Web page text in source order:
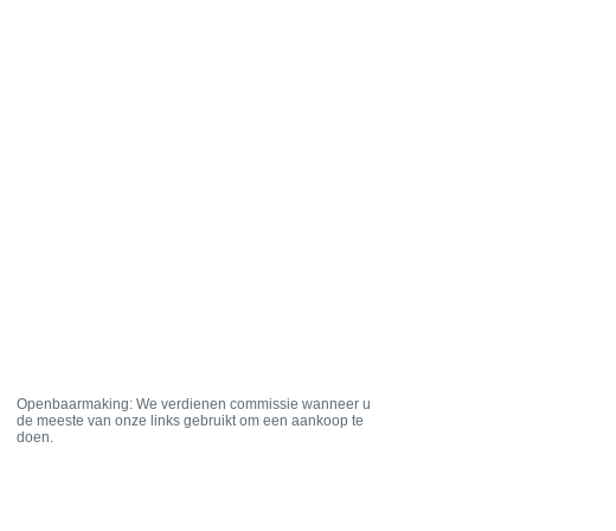
Openbaarmaking: We verdienen commissie wanneer u
de meeste van onze links gebruikt om een aankoop te
doen.